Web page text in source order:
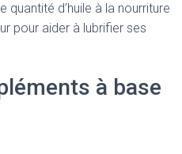
d’huile à la nourriture
pour aider à lubrifier ses
à base